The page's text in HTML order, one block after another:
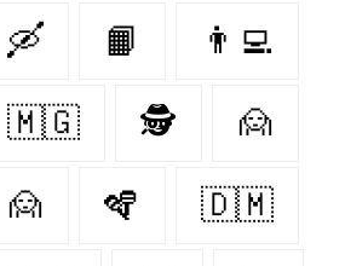
🛶 📙 👨‍💻
🇲🇬 🕵️ 🙍‍
🙍 🪇 🇩🇲